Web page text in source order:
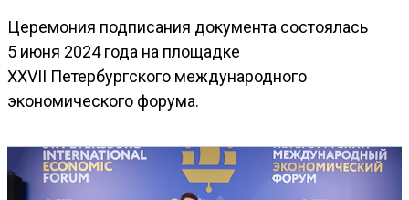
Церемония подписания документа состоялась
5 июня 2024 года на площадке
XXVII Петербургского международного
экономического форума.